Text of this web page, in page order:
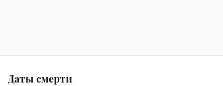
Даты смерти